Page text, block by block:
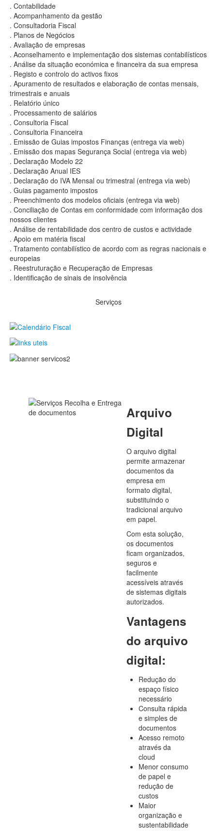
. Contabilidade
. Acompanhamento da gestão
. Consultadoria Fiscal
. Planos de Negócios
. Avaliação de empresas
. Aconselhamento e implementação dos sistemas contabilísticos
. Análise da situação económica e financeira da sua empresa
. Registo e controlo do activos fixos
. Apuramento de resultados e elaboração de contas mensais,
trimestrais e anuais
. Relatório único
. Processamento de salários
. Consultoria Fiscal
. Consultoria Financeira
. Emissão de Guias impostos Finanças (entrega via web)
. Emissão dos mapas Segurança Social (entrega via web)
. Declaração Modelo 22
. Declaração Anual IES
. Declaração do IVA Mensal ou trimestral (entrega via web)
. Guias pagamento impostos
. Preenchimento dos modelos oficiais (entrega via web)
. Conciliação de Contas em conformidade com informação dos
nossos clientes
. Análise de rentabilidade dos centro de custos e actividade
. Apoio em matéria fiscal
. Tratamento contabilístico de acordo com as regras nacionais e
europeias
. Reestruturação e Recuperação de Empresas
. Identificação de sinais de insolvência
Serviços
Arquivo
Digital
O arquivo digital
permite armazenar
documentos da
empresa em
formato digital,
substituindo o
tradicional arquivo
em papel.
Com esta solução,
os documentos
ficam organizados,
seguros e
facilmente
acessíveis através
de sistemas digitais
autorizados.
Vantagens
do arquivo
digital:
Redução do
espaço físico
necessário
Consulta rápida
e simples de
documentos
Acesso remoto
através da
cloud
Menor consumo
de papel e
redução de
custos
Maior
organização e
sustentabilidade